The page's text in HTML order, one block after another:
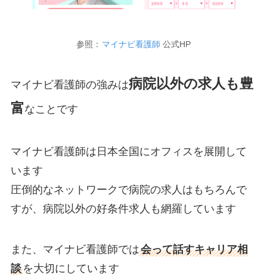
参照： マイナビ看護師 公式HP
マイナビ看護師の強みは病院以外の求人も豊
富なことです
マイナビ看護師は日本全国にオフィスを展開して
います
圧倒的なネットワークで病院の求人はもちろんで
すが、病院以外の好条件求人も網羅しています
また、マイナビ看護師では会って話すキャリア相
談を大切にしています